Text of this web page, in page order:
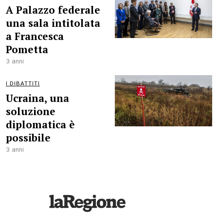
A Palazzo federale
una sala intitolata
a Francesca
Pometta
3 anni
I DIBATTITI
Ucraina, una
soluzione
diplomatica è
possibile
3 anni